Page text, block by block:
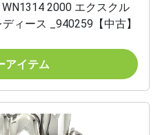
WN1314 2000 エクスクル
ィース _940259【中古】
アイテム